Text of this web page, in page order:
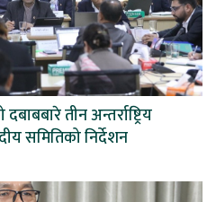
तीन अन्तर्राष्ट्रिय
समितिको निर्देशन